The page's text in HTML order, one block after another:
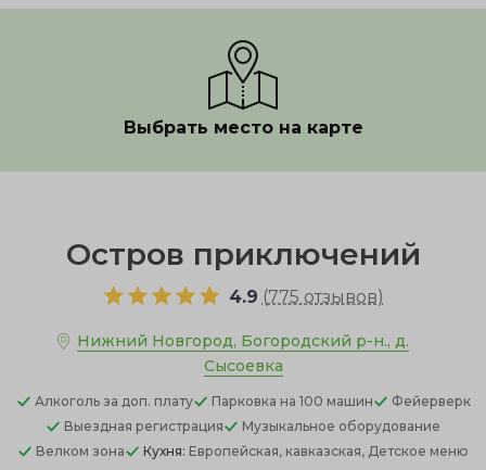
Новогодний корпоратив
Выбрать место на карте
Остров приключений
4.9 (775 отзывов)
Нижний Новгород, Богородский р-н., д.
Сысоевка
Алкоголь за доп. плату Парковка на 100 машин
Фейерверк
Выездная регистрация
Музыкальное оборудование
Велком зона
Кухня: Европейская, кавказская, Детское меню